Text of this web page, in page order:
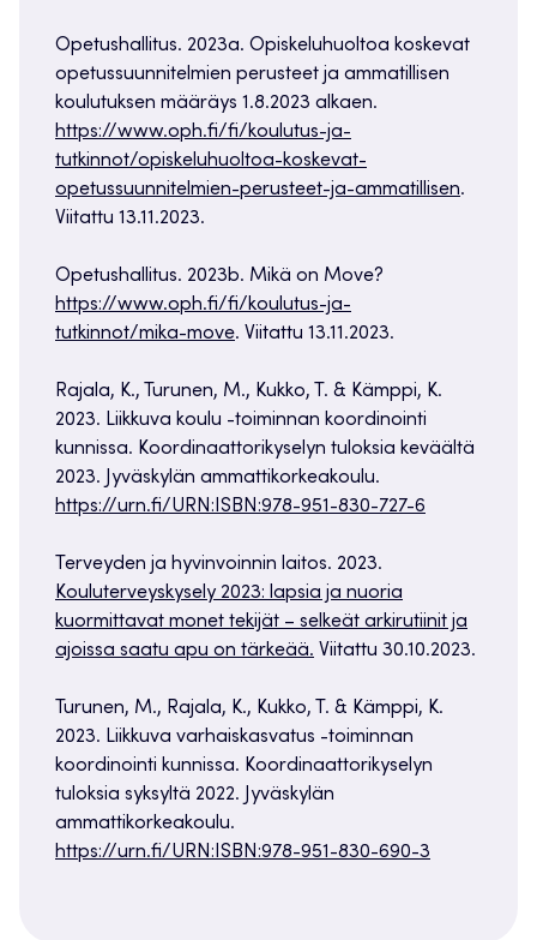
Opetushallitus. 2023a. Opiskeluhuoltoa koskevat
opetussuunnitelmien perusteet ja ammatillisen
koulutuksen määräys 1.8.2023 alkaen.
https://www.oph.fi/fi/koulutus-ja-
tutkinnot/opiskeluhuoltoa-koskevat-
opetussuunnitelmien-perusteet-ja-ammatillisen.
Viitattu 13.11.2023.
Opetushallitus. 2023b. Mikä on Move?
https://www.oph.fi/fi/koulutus-ja-
tutkinnot/mika-move. Viitattu 13.11.2023.
Rajala, K., Turunen, M., Kukko, T. & Kämppi, K.
2023. Liikkuva koulu -toiminnan koordinointi
kunnissa. Koordinaattorikyselyn tuloksia keväältä
2023. Jyväskylän ammattikorkeakoulu.
https://urn.fi/URN:ISBN:978-951-830-727-6
Terveyden ja hyvinvoinnin laitos. 2023.
Kouluterveyskysely 2023: lapsia ja nuoria
kuormittavat monet tekijät – selkeät arkirutiinit ja
ajoissa saatu apu on tärkeää. Viitattu 30.10.2023.
Turunen, M., Rajala, K., Kukko, T. & Kämppi, K.
2023. Liikkuva varhaiskasvatus -toiminnan
koordinointi kunnissa. Koordinaattorikyselyn
tuloksia syksyltä 2022. Jyväskylän
ammattikorkeakoulu.
https://urn.fi/URN:ISBN:978-951-830-690-3